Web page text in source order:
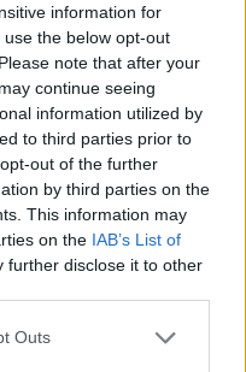
information for
the below opt-out
note that after your
continue seeing
information utilized by
to third parties prior to
out of the further
by third parties on the
This information may
on the IAB’s List of
further disclose it to other
Outs
να είναι άλλωστε
είναι και
πρέπει να
αλλά και
Είμαι βέβαιος
όλων μας. Για μια
ευχαριστίες
τα συγχαρητήριά